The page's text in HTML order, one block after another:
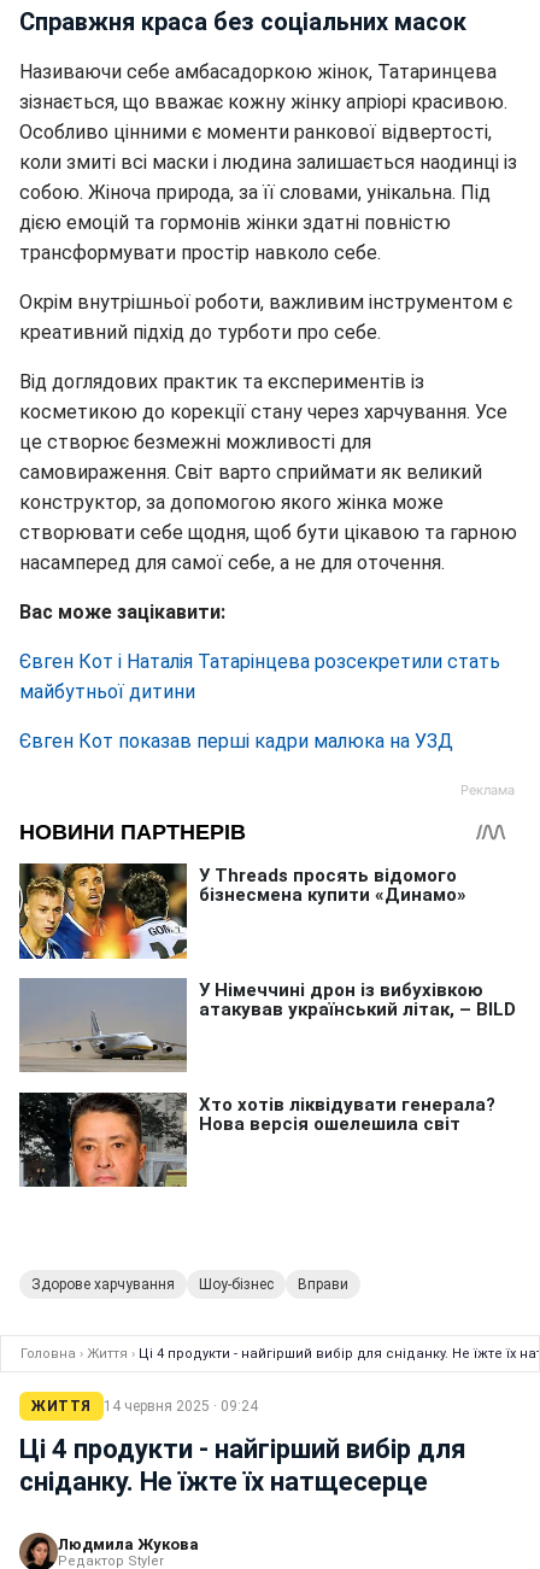
Справжня краса без соціальних масок
Називаючи себе амбасадоркою жінок, Татаринцева
зізнається, що вважає кожну жінку апріорі красивою.
Особливо цінними є моменти ранкової відвертості,
коли змиті всі маски і людина залишається наодинці із
собою. Жіноча природа, за її словами, унікальна. Під
дією емоцій та гормонів жінки здатні повністю
трансформувати простір навколо себе.
Окрім внутрішньої роботи, важливим інструментом є
креативний підхід до турботи про себе.
Від доглядових практик та експериментів із
косметикою до корекції стану через харчування. Усе
це створює безмежні можливості для
самовираження. Світ варто сприймати як великий
конструктор, за допомогою якого жінка може
створювати себе щодня, щоб бути цікавою та гарною
насамперед для самої себе, а не для оточення.
Вас може зацікавити:
Євген Кот і Наталія Татарінцева розсекретили стать
майбутньої дитини
Євген Кот показав перші кадри малюка на УЗД
Здорове харчування Шоу-бізнес Вправи
Головна › Життя › Ці 4 продукти - найгірший вибір для сніданку. Не їжте їх
ЖИТТЯ 14 червня 2025 · 09:24
Ці 4 продукти - найгірший вибір для
сніданку. Не їжте їх натщесерце
Людмила Жукова
Редактор Styler